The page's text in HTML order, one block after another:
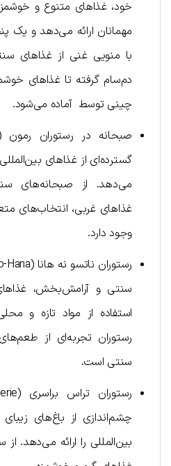
خود، غذاهای متنوع و
مهمانان ارائه می‌دهد و یک
با منویی غنی از غذاهای
دم‌سام گرفته تا غذاهای
چینی توسط آماده می‌شود.
گسترده‌ای از غذاهای
می‌دهد. از صبحانه‌های
غذاهای غربی، انتخاب‌های
وجود دارد.
سنتی و آرامش‌بخش،
استفاده از مواد تازه و
رستوران تجربه‌ای از
سنتی است.
چشم‌اندازی از باغ‌های زیبای
بین‌المللی را ارائه می‌دهد. از